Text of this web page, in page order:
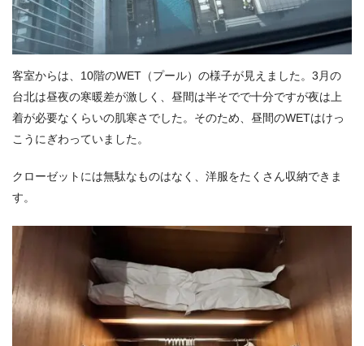
客室からは、10階のWET（プール）の様子が見えました。3月の
台北は昼夜の寒暖差が激しく、昼間は半そでで十分ですが夜は上
着が必要なくらいの肌寒さでした。そのため、昼間のWETはけっ
こうにぎわっていました。
クローゼットには無駄なものはなく、洋服をたくさん収納できま
す。